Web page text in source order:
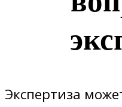
Экспертиза